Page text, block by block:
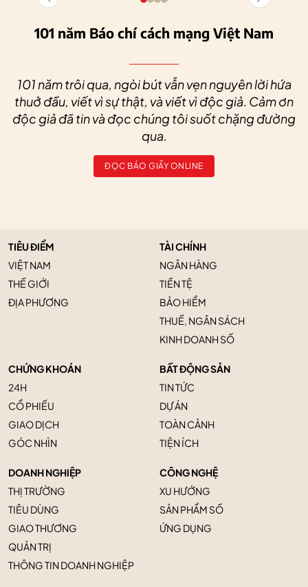
101 năm Báo chí cách mạng Việt Nam
101 năm trôi qua, ngòi bút vẫn vẹn nguyên lời hứa
thuở đầu, viết vì sự thật, và viết vì độc giả. Cảm ơn
độc giả đã tin và đọc chúng tôi suốt chặng đường
qua.
ĐỌC BÁO GIẤY ONLINE
TIÊU ĐIỂM
VIỆT NAM
THẾ GIỚI
ĐỊA PHƯƠNG
TÀI CHÍNH
NGÂN HÀNG
TIỀN TỆ
BẢO HIỂM
THUẾ, NGÂN SÁCH
KINH DOANH SỐ
CHỨNG KHOÁN
24H
CỔ PHIẾU
GIAO DỊCH
GÓC NHÌN
BẤT ĐỘNG SẢN
TIN TỨC
DỰ ÁN
TOÀN CẢNH
TIỆN ÍCH
DOANH NGHIỆP
THỊ TRƯỜNG
TIÊU DÙNG
GIAO THƯƠNG
QUẢN TRỊ
THÔNG TIN DOANH NGHIỆP
CÔNG NGHỆ
XU HƯỚNG
SẢN PHẨM SỐ
ỨNG DỤNG